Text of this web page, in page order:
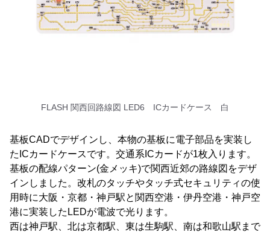
FLASH 関西回路線図 LED6 ICカードケース 白
基板CADでデザインし、本物の基板に電子部品を実装し
たICカードケースです。交通系ICカードが1枚入ります。
基板の配線パターン(金メッキ)で関西近郊の路線図をデザ
インしました。改札のタッチやタッチ式セキュリティの使
用時に大阪・京都・神戸駅と関西空港・伊丹空港・神戸空
港に実装したLEDが電波で光ります。
西は神戸駅、北は京都駅、東は生駒駅、南は和歌山駅まで